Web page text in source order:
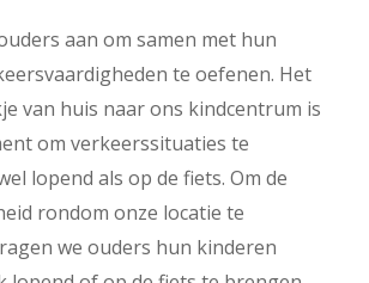
aan om samen met hun
te oefenen. Het
van huis naar ons kindcentrum is
om verkeerssituaties te
lopend als op de fiets. Om de
rondom onze locatie te
we ouders hun kinderen